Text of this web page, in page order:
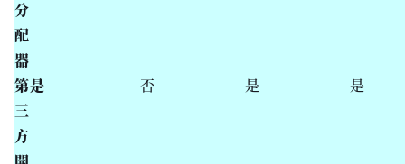
分
配
器
第
三
方
是 否 是 是